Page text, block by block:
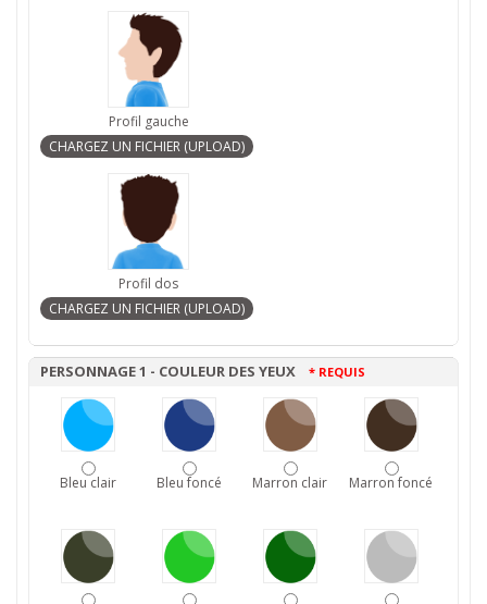
Profil gauche
Profil dos
PERSONNAGE 1 - COULEUR DES YEUX * REQUIS
Bleu clair Bleu foncé Marron clair Marron foncé